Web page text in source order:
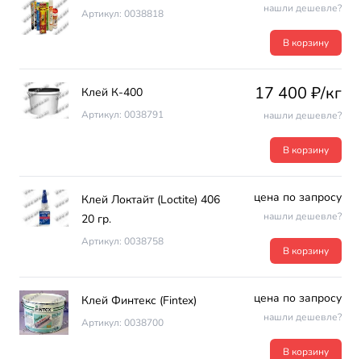
Артикул: 0038818 нашли дешевле?
В корзину
Клей К-400
Артикул: 0038791
17 400 ₽/кг
нашли дешевле?
В корзину
Клей Локтайт (Loctite) 406
20 гр.
Артикул: 0038758
цена по запросу
нашли дешевле?
В корзину
Клей Финтекс (Fintex)
Артикул: 0038700
цена по запросу
нашли дешевле?
В корзину